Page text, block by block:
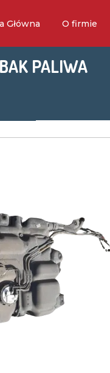
Główna O firmie
PALIWA